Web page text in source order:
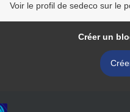
Voir le profil de sedeco sur le
Créer un